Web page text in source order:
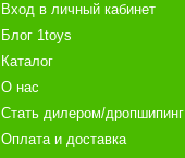
Вход в личный кабинет
Блог 1toys
Каталог
О нас
Стать дилером/дропшипинг
Оплата и доставка